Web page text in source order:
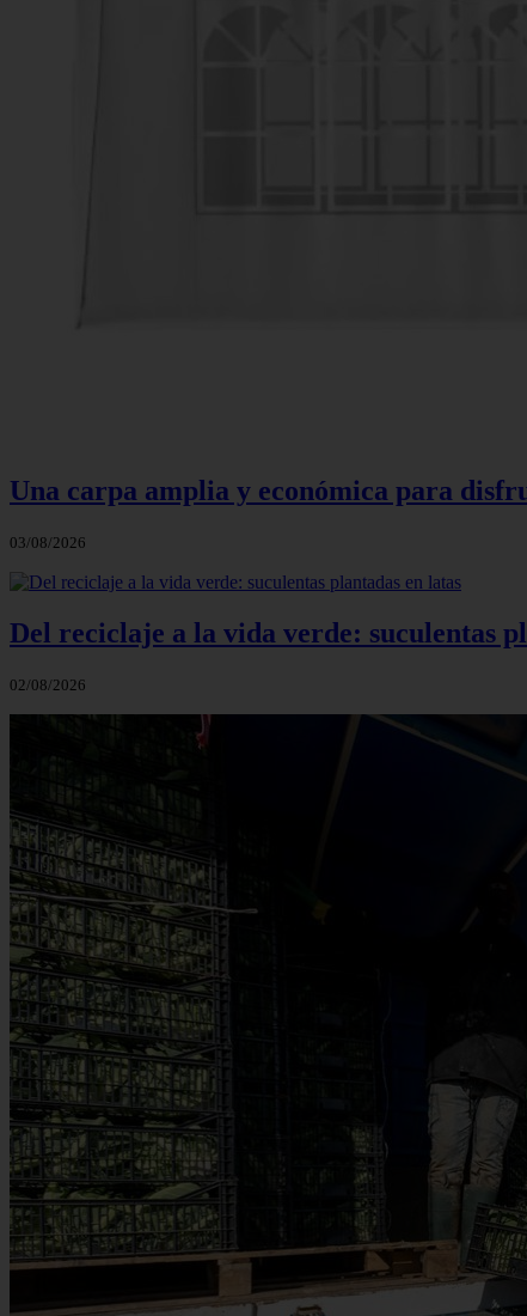
Una carpa amplia y económica para
03/08/2026
Del reciclaje a la vida verde: suculentas
02/08/2026